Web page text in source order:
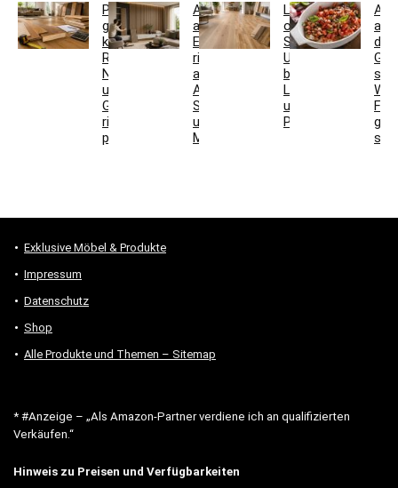
Parkett
günstig
kaufen:
Restposten,
Nutzschicht
und
Gesamtkosten
richtig
prüfen
Akustikpaneele
aus
Eiche
richtig
auswählen:
Aufbau,
Schallwirkung
und
Montage
Landhausdiele
oder
Schiffsboden:
Unterschiede
bei
Laminat
und
Parkett
auf
den
Grill
sind
Exklusive Möbel & Produkte
Impressum
Datenschutz
Shop
Alle Produkte und Themen – Sitemap
* #Anzeige – „Als Amazon-Partner verdiene ich an qualifizierten
Verkäufen.“
Hinweis zu Preisen und Verfügbarkeiten